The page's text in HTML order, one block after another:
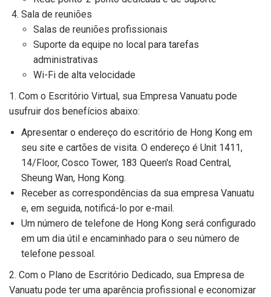
Sala de reuniões
Salas de reuniões profissionais
Suporte da equipe no local para tarefas
administrativas
Wi-Fi de alta velocidade
1. Com o Escritório Virtual, sua Empresa Vanuatu pode
usufruir dos benefícios abaixo:
Apresentar o endereço do escritório de Hong Kong em
seu site e cartões de visita. O endereço é Unit 1411,
14/Floor, Cosco Tower, 183 Queen's Road Central,
Sheung Wan, Hong Kong.
Receber as correspondências da sua empresa Vanuatu
e, em seguida, notificá-lo por e-mail.
Um número de telefone de Hong Kong será configurado
em um dia útil e encaminhado para o seu número de
telefone pessoal.
2. Com o Plano de Escritório Dedicado, sua Empresa de
Vanuatu pode ter uma aparência profissional e economizar